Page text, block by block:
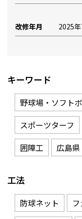
改修年月 2025
キーワード
野球場・ソフト
スポーツターフ
囲障工
広島県
工法
防球ネット